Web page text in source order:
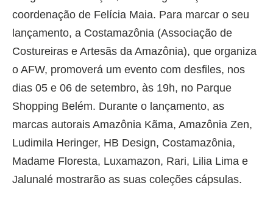
coordenação de Felícia Maia. Para marcar o seu
lançamento, a Costamazônia (Associação de
Costureiras e Artesãs da Amazônia), que organiza
o AFW, promoverá um evento com desfiles, nos
dias 05 e 06 de setembro, às 19h, no Parque
Shopping Belém. Durante o lançamento, as
marcas autorais Amazônia Kãma, Amazônia Zen,
Ludimila Heringer, HB Design, Costamazônia,
Madame Floresta, Luxamazon, Rari, Lilia Lima e
Jalunalé mostrarão as suas coleções cápsulas.